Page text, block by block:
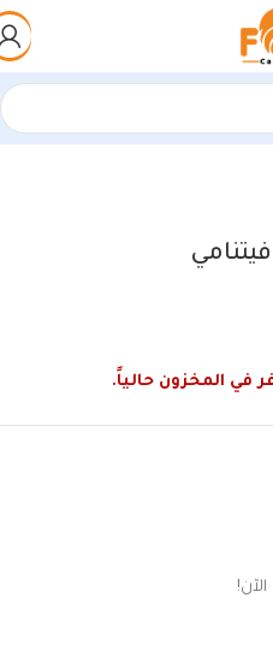
في المخزون حالياً.